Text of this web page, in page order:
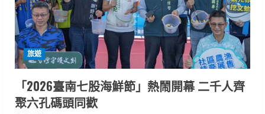
旅遊
「2026臺南七股海鮮節」熱鬧開幕 二千人齊
聚六孔碼頭同歡